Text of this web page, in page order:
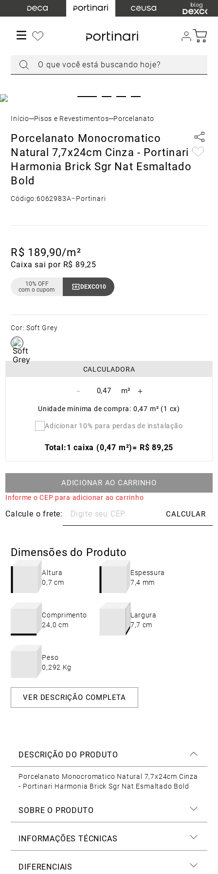
O que você está buscando hoje?
Pisos e Revestimentos Porcelanato
Porcelanato Monocromatico
Natural 7,7x24cm Cinza - Portinari
Harmonia Brick Sgr Nat Esmaltado
Bold
Código:6062983A–Portinari
R$ 189,90/m²
Caixa sai por R$ 89,25
10% OFF
com o cupom
DEXCO10
Cor: Soft Grey
CALCULADORA
－ ＋
Unidade mínima de compra: 0,47 m² (1 cx)
Adicionar 10% para perdas de instalação
Total:1 caixa (0,47 m²)= R$ 89,25
ADICIONAR AO CARRINHO
Informe o CEP para adicionar ao carrinho
Dimensões do Produto
Altura
0,7 cm
Espessura
7,4 mm
Comprimento
24,0 cm
Largura
7,7 cm
Peso
0,292 Kg
VER DESCRIÇÃO COMPLETA
DESCRIÇÃO DO PRODUTO
Porcelanato Monocromatico Natural 7,7x24cm Cinza
- Portinari Harmonia Brick Sgr Nat Esmaltado Bold
SOBRE O PRODUTO
INFORMAÇÕES TÉCNICAS
DIFERENCIAIS
TERMOS MAIS BUSCADOS
cuba
chuveiro
4º
acabamento registro
8
toalheiro
9
torneira parede
10
cuba embutir